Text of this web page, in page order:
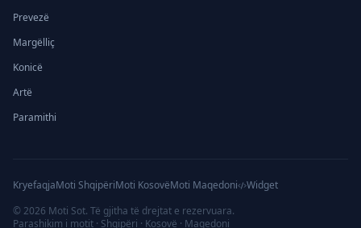
Prevezë
Margëlliç
Konicë
Artë
Paramithi
KryefaqjaMoti ShqipëriMoti KosovëMoti Maqedoni
Widget
© 2026 Moti Sot. Të gjitha të drejtat e rezervuara.
Parashikim i motit · Shqipëri · Kosovë · Maqedoni